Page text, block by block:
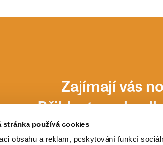
stránka používá cookies
obsahu a reklam, poskytování funkcí
Zajímají vás
Přihlaste se k